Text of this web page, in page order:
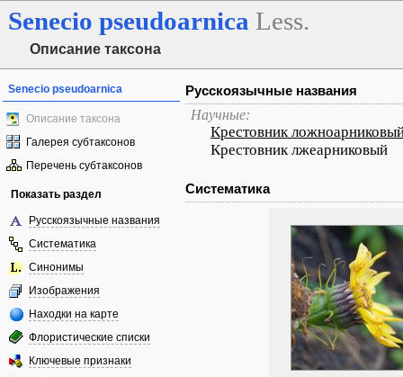
Senecio pseudoarnica Less.
Описание таксона
Senecio pseudoarnica
Описание таксона
Галерея субтаксонов
Перечень субтаксонов
Показать раздел
Русскоязычные названия
Систематика
Синонимы
Изображения
Находки на карте
Флористические списки
Ключевые признаки
Русскоязычные названия
Научные:
Крестовник
Крестовник лжеарниковый
Систематика